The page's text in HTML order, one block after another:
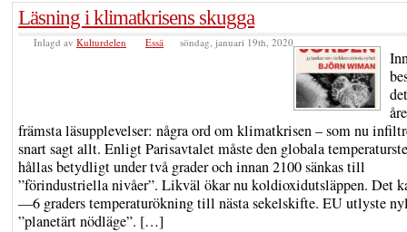
Läsning i klimatkrisens skugga
Inlagd av Kulturdelen Essä söndag, januari 19th, 2020
främsta läsupplevelser: några ord om klimatkrisen – som nu
snart sagt allt. Enligt Parisavtalet måste den globala
hållas betydligt under två grader och innan 2100 sänkas till
”förindustriella nivåer”. Likväl ökar nu koldioxidutsläppen. Det
—6 graders temperaturökning till nästa sekelskifte. EU utlyste
”planetärt nödläge”. […]